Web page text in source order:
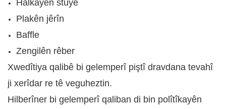
Halkayên stûyê
Plakên jêrîn
Baffle
Zengilên rêber
Xwedîtiya qalibê bi gelemperî piştî dravdana tevahî
ji xerîdar re tê veguheztin.
Hilberîner bi gelemperî qaliban di bin polîtîkayên